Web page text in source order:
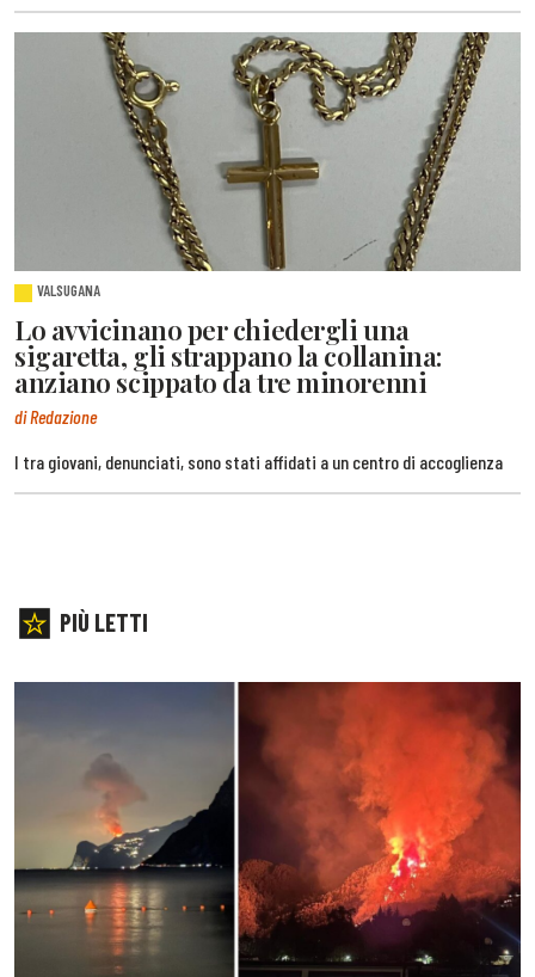
VALSUGANA
Lo avvicinano per chiedergli una
sigaretta, gli strappano la collanina:
anziano scippato da tre minorenni
di Redazione
I tra giovani, denunciati, sono stati affidati a un centro di accoglienza
PIÙ LETTI